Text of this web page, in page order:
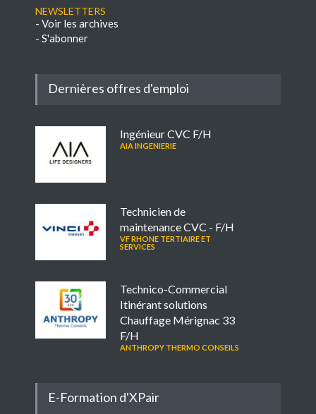
NEWSLETTERS
- Voir les archives
- S'abonner
Dernières offres d'emploi
Ingénieur CVC F/H
AIA INGENIERIE
Technicien de
maintenance CVC - F/H
VF RHONE TERTIAIRE ET
SERVICES
Technico-Commercial
Itinérant solutions
Chauffage Mérignac 33
F/H
ANTHROPY THERMO CONSEILS
E-Formation d'XPair